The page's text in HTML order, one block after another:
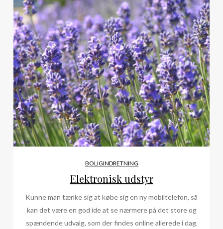
BOLIGINDRETNING
Elektronisk udstyr
Kunne man tænke sig at købe sig en ny mobiltelefon, så
kan det være en god ide at se nærmere på det store og
spændende udvalg, som der findes online allerede i dag.